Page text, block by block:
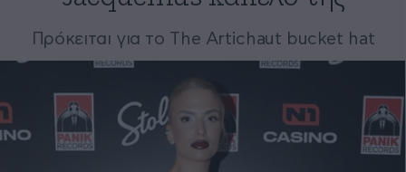
Πρόκειται για το The Artichaut bucket hat